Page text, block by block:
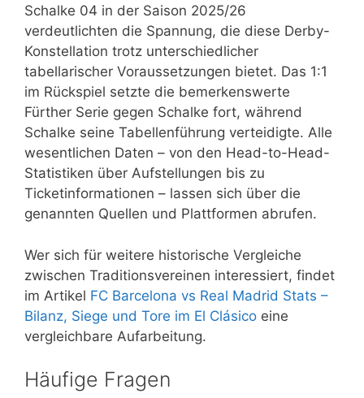
Schalke 04 in der Saison 2025/26
verdeutlichten die Spannung, die diese Derby-
Konstellation trotz unterschiedlicher
tabellarischer Voraussetzungen bietet. Das 1:1
im Rückspiel setzte die bemerkenswerte
Fürther Serie gegen Schalke fort, während
Schalke seine Tabellenführung verteidigte. Alle
wesentlichen Daten – von den Head-to-Head-
Statistiken über Aufstellungen bis zu
Ticketinformationen – lassen sich über die
genannten Quellen und Plattformen abrufen.
Wer sich für weitere historische Vergleiche
zwischen Traditionsvereinen interessiert, findet
im Artikel FC Barcelona vs Real Madrid Stats –
Bilanz, Siege und Tore im El Clásico eine
vergleichbare Aufarbeitung.
Häufige Fragen